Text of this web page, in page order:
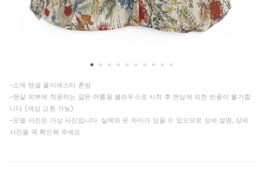
-소재 텐셀 폴리에스터 혼방
-맨살 피부에 착용하는 얇은 여름용 블라우스로 시착 후 변심에 의한 반품이 불가합
니다 (색상 교환 가능)
-모델 사진은 가상 사진입니다. 실제와 핏 차이가 있을 수 있으므로 상세 설명, 상세
사진을 꼭 확인해 주세요